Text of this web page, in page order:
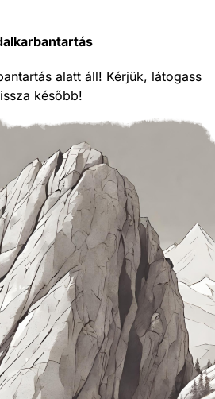
alatt áll! Kérjük, látogass
később!